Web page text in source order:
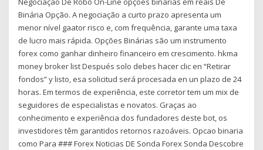
Binária Opção. A negociação a curto prazo apresenta um
menor nível gaator risco e, com frequência, garante uma taxa
de lucro mais rápida. Opções Binárias são um instrumento
forex como ganhar dinheiro financeiro em crescimento. hkma
money broker list Después solo debes hacer clic en “Retirar
fondos” y listo, esa solicitud será procesada en un plazo de 24
horas. Em termos de experiência, este corretor tem um mix de
seguidores de especialistas e novatos. Graças ao
conhecimento e experiência dos fundadores deste bot, os
investidores têm garantidos retornos razoáveis. Opcao binaria
como Para ### Forex Noticias DE Sonda Forex Sonda Descobre